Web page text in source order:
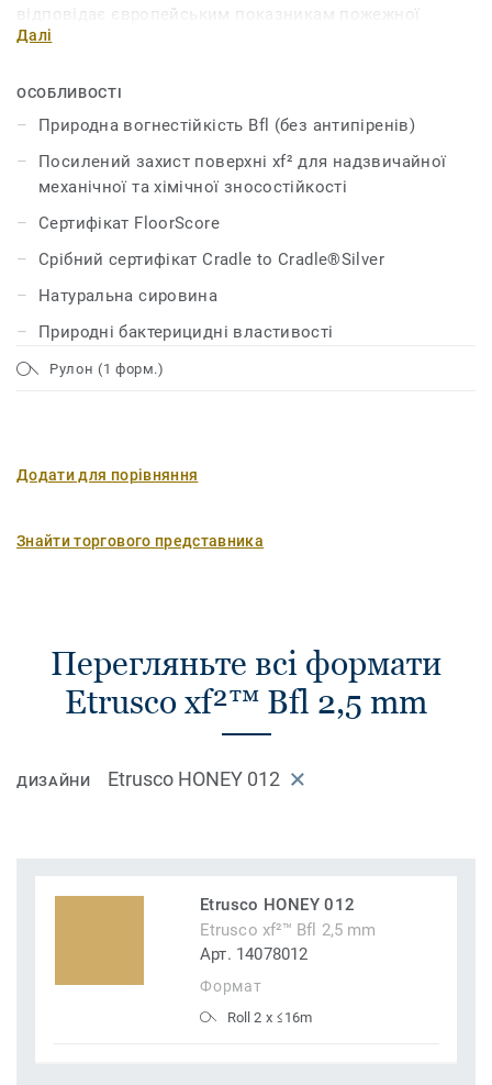
відповідає європейським показникам пожежної
безпеки Bfl без додавання антипіренів. Завдяки своїм
коркове борошно, природні смоли, пігменти), ідеально
підходить для виходу за рамки буденності. Колекцію
можна замовити в усіх кольорах, характерних для
серій Veneto, Style Emme, Style Elle, Etrusco і Trentino.
Далі
ОСОБЛИВОСТІ
Природна вогнестійкість Bfl (без антипіренів)
Посилений захист поверхні xf² для надзвичайної
механічної та хімічної зносостійкості
Сертифікат FloorScore
Срібний сертифікат Cradle to Cradle®Silver
Натуральна сировина
Природні бактерицидні властивості
Рулон (1 форм.)
Додати для порівняння
Знайти торгового представника
Перегляньте всі формати
Etrusco xf²™ Bfl 2,5 mm
ДИЗАЙНИ Etrusco HONEY 012
Etrusco HONEY 012
Etrusco xf²™ Bfl 2,5 mm
Арт. 14078012
Формат
Roll 2 x ≤16m